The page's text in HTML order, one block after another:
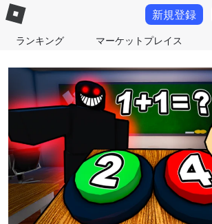
ランキング マーケットプレイス
新規登録